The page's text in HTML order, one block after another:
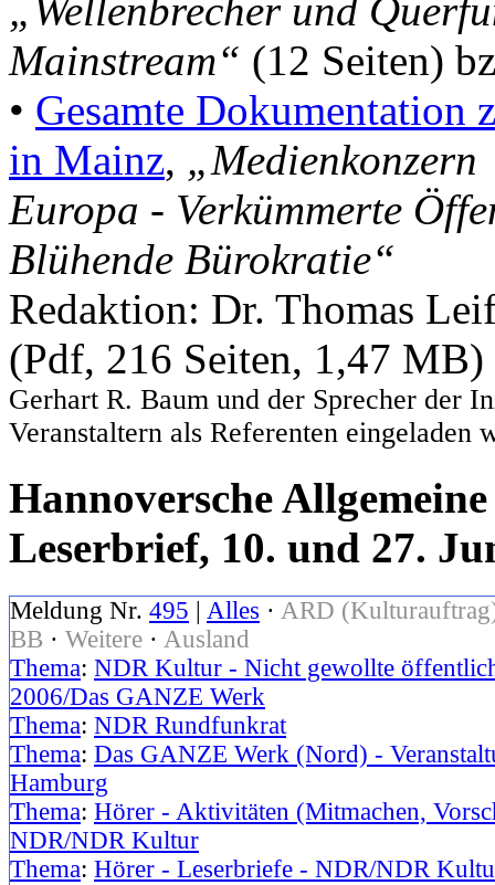
„Wellenbrecher und
Mainstream“ (12 Seiten)
• Gesamte Dokumentation
in Mainz, „Medienkonzern
Europa - Verkümmerte
Blühende Bürokratie“
Redaktion: Dr. Thomas
(Pdf, 216 Seiten, 1,47 MB)
Gerhart R. Baum und der Sprecher der
Veranstaltern als Referenten eingeladen
Hannoversche
Leserbrief, 10. und 27.
Meldung Nr. 495 Alles · ARD
BB · Weitere · Ausland
Thema: NDR Kultur - Nicht gewollte
2006/Das GANZE Werk
Thema: NDR Rundfunkrat
Thema: Das GANZE Werk (Nord) -
Hamburg
Thema: Hörer - Aktivitäten (Mitmachen,
NDR/NDR Kultur
Thema: Hörer - Leserbriefe - NDR/NDR